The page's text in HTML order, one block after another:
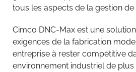
tous les aspects de la gestion
Cimco DNC-Max est une
exigences de la fabrication
entreprise à rester compétitive
environnement industriel de